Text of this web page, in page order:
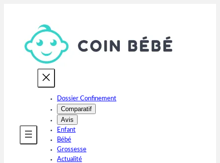
contenu
Dossier Confinement
Comparatif
Avis
Enfant
Bébé
Grossesse
Actualité